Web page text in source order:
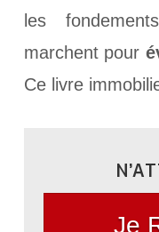
les
marchent pour
Ce livre
Je